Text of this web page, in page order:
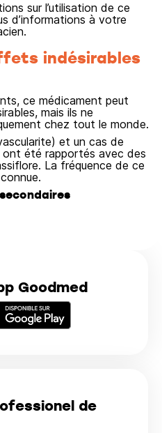
Goodmed
de
sur l’utilisation de ce
d’informations à votre
indésirables
ce médicament peut
mais ils ne
chez tout le monde.
et un cas de
été rapportés avec des
La fréquence de ce